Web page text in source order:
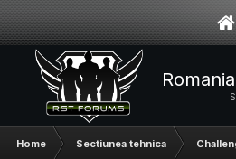
Home Sectiunea tehnica